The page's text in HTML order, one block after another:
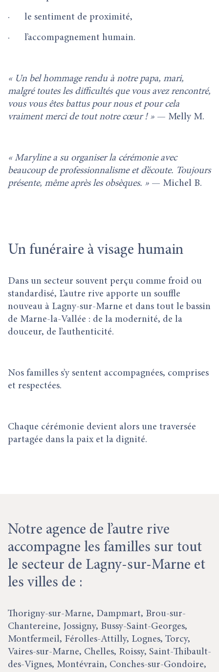
· le sentiment de proximité,
· l’accompagnement humain.
« Un bel hommage rendu à notre papa, mari,
malgré toutes les difficultés que vous avez rencontré,
vous vous êtes battus pour nous et pour cela
vraiment merci de tout notre cœur ! » — Melly M.
« Maryline a su organiser la cérémonie avec
beaucoup de professionnalisme et d’écoute. Toujours
présente, même après les obsèques. » — Michel B.
Un funéraire à visage humain
Dans un secteur souvent perçu comme froid ou
standardisé, L’autre rive apporte un souffle
nouveau à Lagny-sur-Marne et dans tout le bassin
de Marne-la-Vallée : de la modernité, de la
douceur, de l’authenticité.
Nos familles s’y sentent accompagnées, comprises
et respectées.
Chaque cérémonie devient alors une traversée
partagée dans la paix et la dignité.
Notre agence de l’autre rive
accompagne les familles sur tout
le secteur de Lagny-sur-Marne et
les villes de :
Thorigny-sur-Marne, Dampmart, Brou-sur-
Chantereine, Jossigny, Bussy-Saint-Georges,
Montfermeil, Férolles-Attilly, Lognes, Torcy,
Vaires-sur-Marne, Chelles, Roissy, Saint-Thibault-
des-Vignes, Montévrain, Conches-sur-Gondoire,